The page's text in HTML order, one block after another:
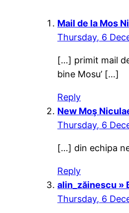
Mail de la Mos
Thursday, 6
[…] primit mail
bine Mosu’ […]
Reply
New Moş
Thursday, 6
[…] din echipa
Reply
alin_zăinescu »
Thursday, 6